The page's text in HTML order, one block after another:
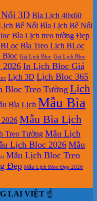
3D Bìa Lịch 40x60
Bế Nổi Bìa Lịch Bế Nổi
Bìa Lịch treo tường Đẹp
Bìa Treo Lịch BLoc
Bloc Giá Lịch Bloc Giá Lịch Bloc
In Lịch Bloc Giá
Lịch 3D Lịch Bloc 365
Bloc Treo Tường Lịch
Bìa Lịch Mẫu Bìa
Mẫu Bìa Lịch
Treo Tường Mẫu Lịch
Lịch Bloc 2026 Mẫu
Mẫu Lịch Bloc Treo
Đẹp Mẫu Lịch Bloc Đẹp 2026
LAI VIỆT ☝️